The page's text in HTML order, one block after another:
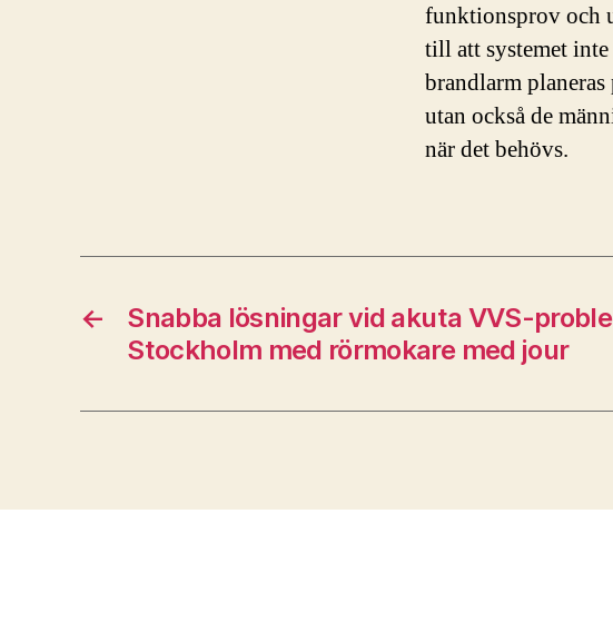
funktionsprov och
till att systemet
brandlarm
utan också de
när det behövs.
←
Snabba lösningar vid akuta VVS-
Stockholm med rörmokare med jour